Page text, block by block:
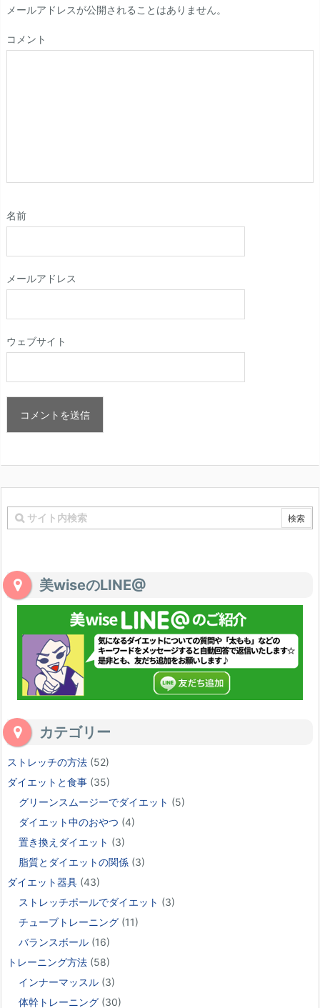
メールアドレスが公開されることはありません。
コメント
名前
メールアドレス
ウェブサイト
美wiseのLINE@
カテゴリー
ストレッチの方法 (52)
ダイエットと食事 (35)
グリーンスムージーでダイエット (5)
ダイエット中のおやつ (4)
置き換えダイエット (3)
脂質とダイエットの関係 (3)
ダイエット器具 (43)
ストレッチポールでダイエット (3)
チューブトレーニング (11)
バランスボール (16)
トレーニング方法 (58)
インナーマッスル (3)
体幹トレーニング (30)